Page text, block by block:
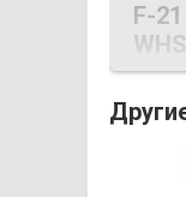
F-